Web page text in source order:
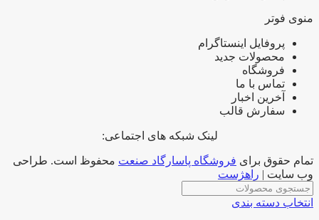
منوی فوتر
پروفایل اینستاگرام
محصولات جدید
فروشگاه
تماس با ما
آخرین اخبار
سفارش قالب
لینک شبکه های اجتماعی:
تمام حقوق برای فروشگاه پاسارگاد صنعت محفوظ است. طراحی
وب سایت | راهژست
انتخاب دسته بندی